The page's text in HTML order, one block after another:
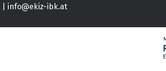
| info@ekiz-ibk.at